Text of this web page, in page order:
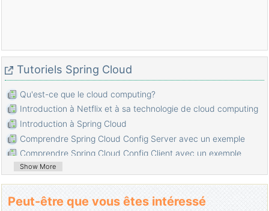
Tutoriels Spring Cloud
Qu'est-ce que le cloud computing?
Introduction à Netflix et à sa technologie de cloud computing
Introduction à Spring Cloud
Comprendre Spring Cloud Config Server avec un exemple
Comprendre Spring Cloud Config Client avec un exemple
Comprendre Spring Cloud Eureka Server avec un exemple
Comprendre Spring Cloud Discovery Eureka Client avec
exemple
Comprendre l'équilibrage de charge dans Spring Cloud avec
Show More
Peut-être que vous êtes intéressé